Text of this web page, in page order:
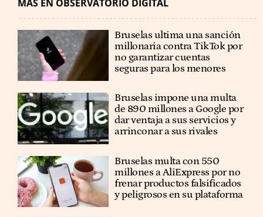
MÁS EN OBSERVATORIO DIGITAL
Bruselas ultima una sanción
millonaria contra TikTok por
no garantizar cuentas
seguras para los menores
Bruselas impone una multa
de 890 millones a Google por
dar ventaja a sus servicios y
arrinconar a sus rivales
Bruselas multa con 550
millones a AliExpress por no
frenar productos falsificados
y peligrosos en su plataforma